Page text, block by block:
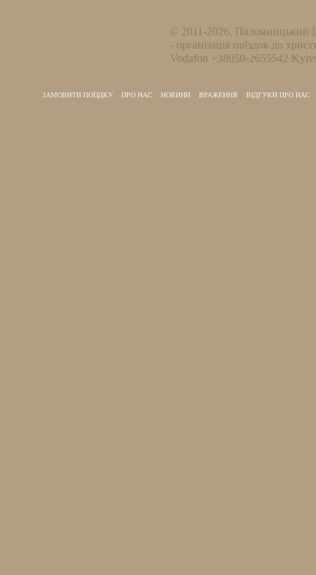
© 2011-2026, Паломницький
- організація поїздок до
Vodafon +38050-2655542
ЗАМОВИТИ ПОЇЗДКУ ПРО НАС НОВИНИ ВРАЖЕННЯ ВІДГУКИ ПРО НАС